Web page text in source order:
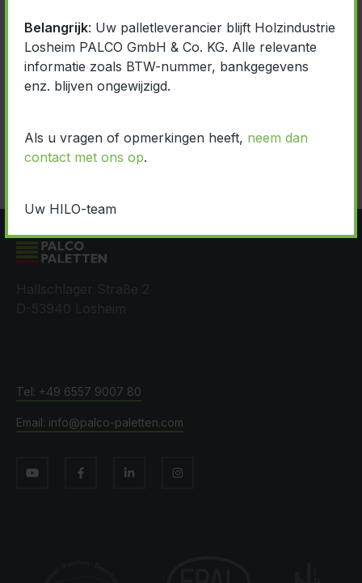
Belangrijk: Uw palletleverancier blijft Holzindustrie
Losheim PALCO GmbH & Co. KG. Alle relevante
informatie zoals BTW-nummer, bankgegevens
enz. blijven ongewijzigd.
Als u vragen of opmerkingen heeft, neem dan
contact met ons op.
Uw HILO-team
+49 6557 9007 80
info@palco-paletten.com